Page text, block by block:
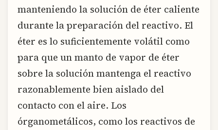
manteniendo la solución de éter caliente
durante la preparación del reactivo. El
éter es lo suficientemente volátil como
para que un manto de vapor de éter
sobre la solución mantenga el reactivo
razonablemente bien aislado del
contacto con el aire. Los
órganometálicos, como los reactivos de